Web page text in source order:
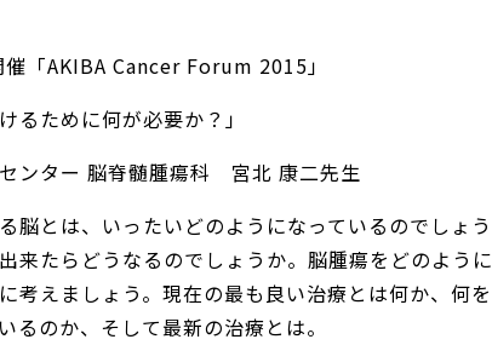
「AKIBA Cancer Forum 2015」
るために何が必要か？」
ンター 脳脊髄腫瘍科 宮北 康二先生
脳とは、いったいどのようになっているのでしょう
来たらどうなるのでしょうか。脳腫瘍をどのように
考えましょう。現在の最も良い治療とは何か、何を
るのか、そして最新の治療とは。